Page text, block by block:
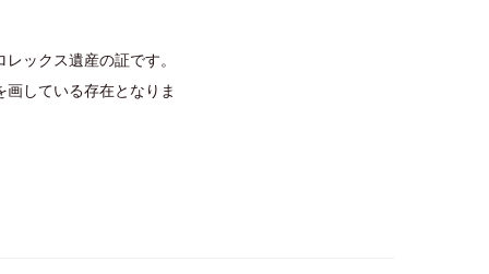
ックス遺産の証です。
している存在となりま